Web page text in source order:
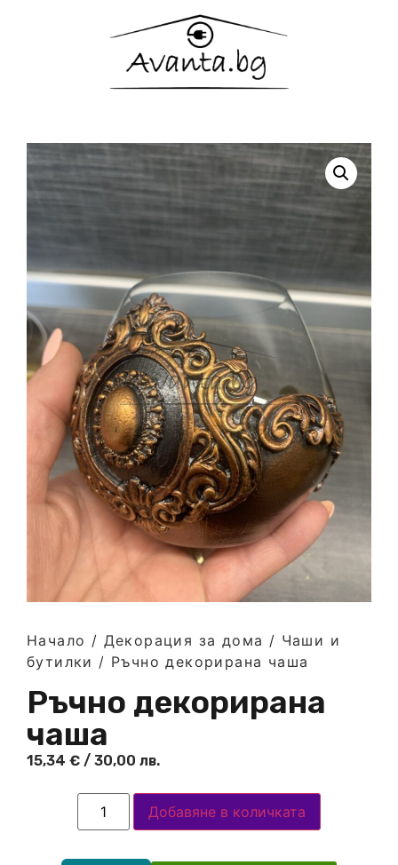
Начало / Декорация за дома / Чаши и
бутилки / Ръчно декорирана чаша
Ръчно декорирана
чаша
15,34 € / 30,00 лв.
Добавяне в количката